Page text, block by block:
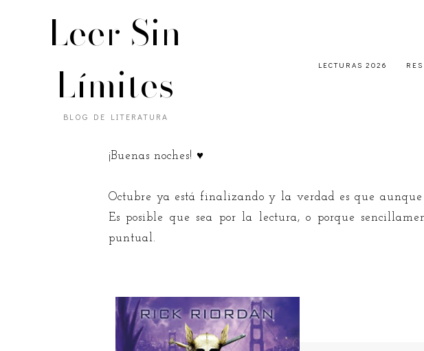
Leer Sin
Límites
BLOG DE LITERATURA
LECTURAS 2026
¡Buenas noches! ♥
Octubre ya está finalizando y la verdad es que aunque
Es posible que sea por la lectura, o porque
puntual.